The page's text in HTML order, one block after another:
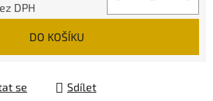
DPH
DO KOŠÍKU
se Sdílet